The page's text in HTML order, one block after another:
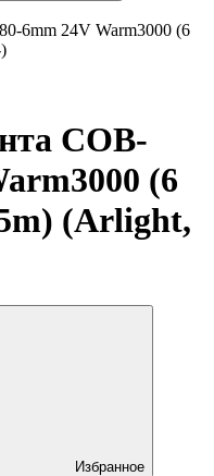
6mm 24V Warm3000 (6
COB-
(6
(Arlight,
Избранное